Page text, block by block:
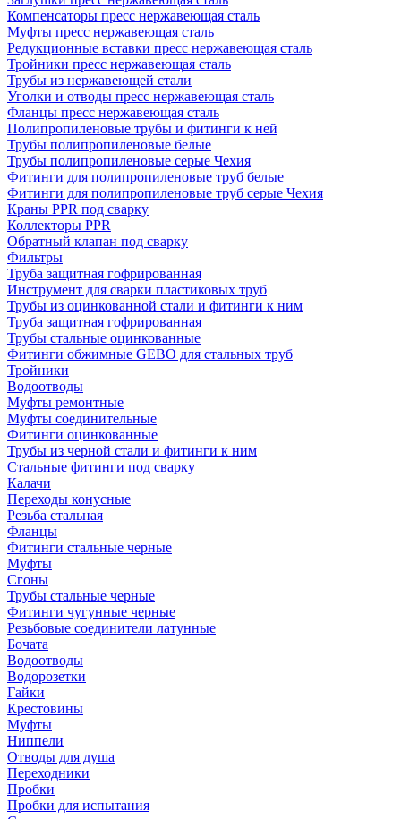
Компенсаторы пресс нержавеющая сталь
Муфты пресс нержавеющая сталь
Редукционные вставки пресс нержавеющая сталь
Тройники пресс нержавеющая сталь
Трубы из нержавеющей стали
Уголки и отводы пресс нержавеющая сталь
Фланцы пресс нержавеющая сталь
Полипропиленовые трубы и фитинги к ней
Трубы полипропиленовые белые
Трубы полипропиленовые серые Чехия
Фитинги для полипропиленовые труб белые
Фитинги для полипропиленовые труб серые Чехия
Краны PPR под сварку
Коллекторы PPR
Обратный клапан под сварку
Фильтры
Труба защитная гофрированная
Инструмент для сварки пластиковых труб
Трубы из оцинкованной стали и фитинги к ним
Труба защитная гофрированная
Трубы стальные оцинкованные
Фитинги обжимные GEBO для стальных труб
Тройники
Водоотводы
Муфты ремонтные
Муфты соединительные
Фитинги оцинкованные
Трубы из черной стали и фитинги к ним
Стальные фитинги под сварку
Калачи
Переходы конусные
Резьба стальная
Фланцы
Фитинги стальные черные
Муфты
Сгоны
Трубы стальные черные
Фитинги чугунные черные
Резьбовые соединители латунные
Бочата
Водоотводы
Водорозетки
Гайки
Крестовины
Муфты
Ниппели
Отводы для душа
Переходники
Пробки
Пробки для испытания